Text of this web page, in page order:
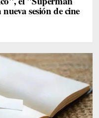
sesión de cine